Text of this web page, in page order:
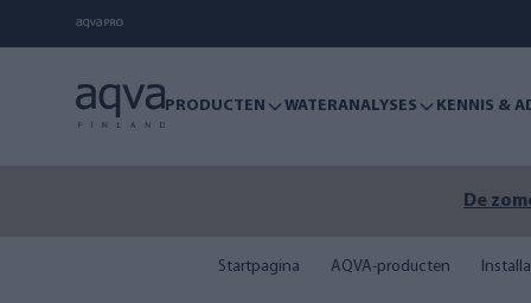
PRODUCTEN WATERANALYSES KENNIS &
De
Startpagina AQVA-producten